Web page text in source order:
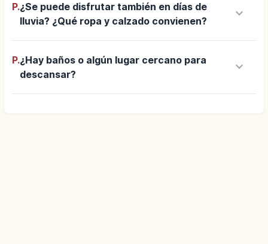
P.¿Se puede disfrutar también en días de
lluvia? ¿Qué ropa y calzado convienen?
keyboard_arrow_down
P.¿Hay baños o algún lugar cercano para
descansar?
keyboard_arrow_down